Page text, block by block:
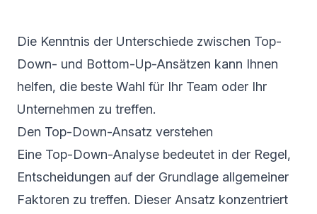
Die Kenntnis der Unterschiede zwischen Top-
Down- und Bottom-Up-Ansätzen kann Ihnen
helfen, die beste Wahl für Ihr Team oder Ihr
Unternehmen zu treffen.
Den Top-Down-Ansatz verstehen
Eine Top-Down-Analyse bedeutet in der Regel,
Entscheidungen auf der Grundlage allgemeiner
Faktoren zu treffen. Dieser Ansatz konzentriert